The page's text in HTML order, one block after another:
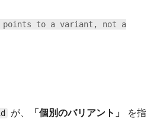
points to a variant, not a
が、 「個別のバリアント」
を指